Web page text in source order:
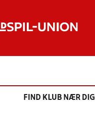
FIND KLUB NÆR DIG